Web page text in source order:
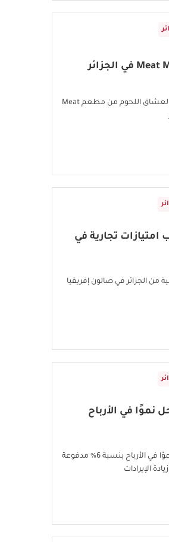
تجربة استثنائية لعشاق اللحوم من مطعم Meat
امتيازات تجارية في
من الجزائر في صالون إفريقيا
نموًا في الأرباح
ريشيو تسجل نموًا في الأرباح بنسبة 6% مدفوعة
الإيرادات